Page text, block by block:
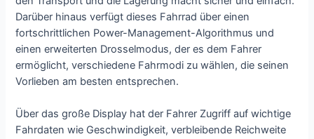
Darüber hinaus verfügt dieses Fahrrad über einen
fortschrittlichen Power-Management-Algorithmus und
einen erweiterten Drosselmodus, der es dem Fahrer
ermöglicht, verschiedene Fahrmodi zu wählen, die seinen
Vorlieben am besten entsprechen.
Über das große Display hat der Fahrer Zugriff auf wichtige
Fahrdaten wie Geschwindigkeit, verbleibende Reichweite